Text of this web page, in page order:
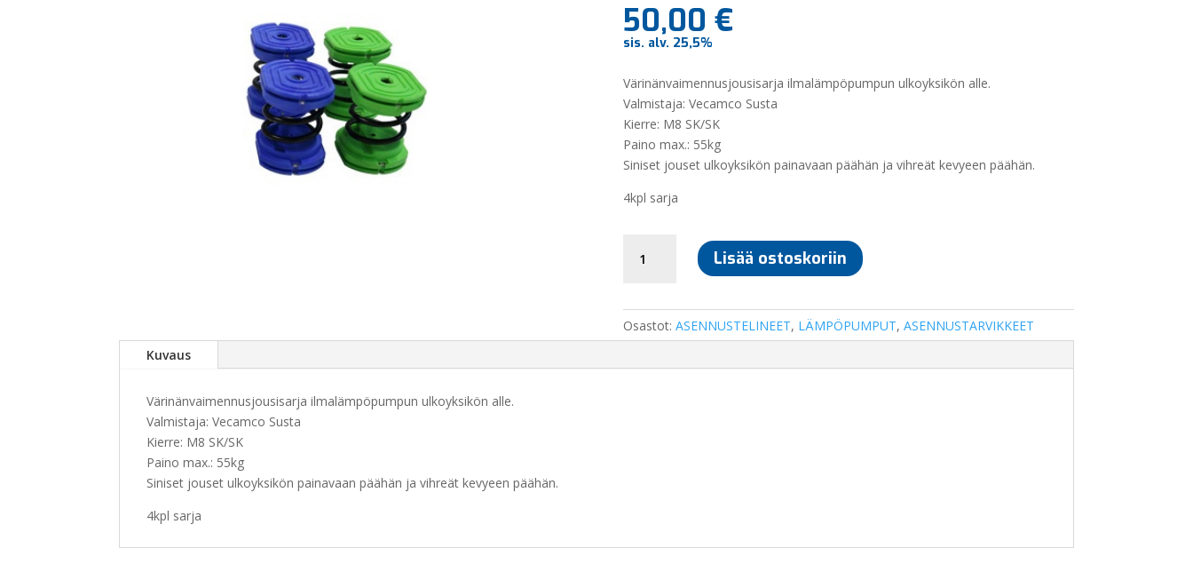
50,00 €
sis. alv. 25,5%
Värinänvaimennusjousisarja ilmalämpöpumpun ulkoyksikön alle.
Valmistaja: Vecamco Susta
Kierre: M8 SK/SK
Paino max.: 55kg
Siniset jouset ulkoyksikön painavaan päähän ja vihreät kevyeen päähän.
4kpl sarja
VÄRINÄNVAIMENNUS
ULKOYKSIKÖLLE,
SK/SK
/
4KPL
Lisää ostoskoriin
Osastot: ASENNUSTELINEET, LÄMPÖPUMPUT, ASENNUSTARVIKKEET
Kuvaus
Värinänvaimennusjousisarja ilmalämpöpumpun ulkoyksikön alle.
Valmistaja: Vecamco Susta
Kierre: M8 SK/SK
Paino max.: 55kg
Siniset jouset ulkoyksikön painavaan päähän ja vihreät kevyeen päähän.
4kpl sarja